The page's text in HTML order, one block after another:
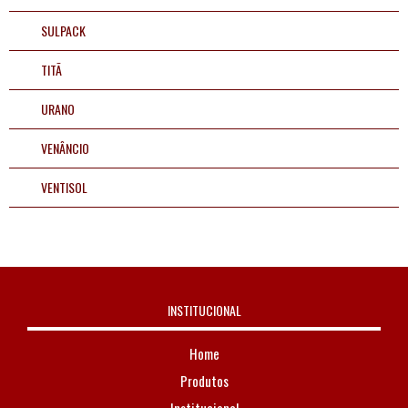
SULPACK
TITÃ
URANO
VENÂNCIO
VENTISOL
INSTITUCIONAL
Home
Produtos